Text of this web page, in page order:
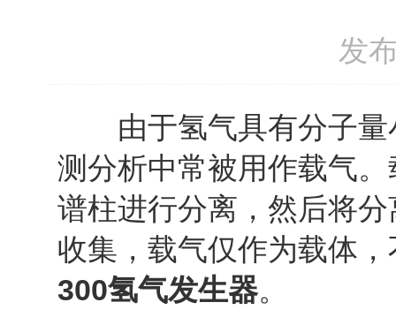
发
由于氢气具有分子量
测分析中常被用作载气
谱柱进行分离，然后将
收集，载气仅作为载体
300氢气发生器。